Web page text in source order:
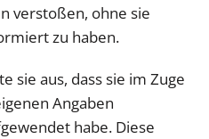
verstoßen, ohne sie
zu haben.
sie aus, dass sie im Zuge
Angaben
habe. Diese